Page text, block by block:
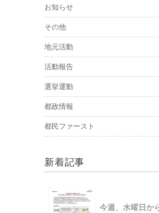
お知らせ
その他
地元活動
活動報告
選挙運動
都政情報
都民ファースト
新着記事
今週、水曜日か